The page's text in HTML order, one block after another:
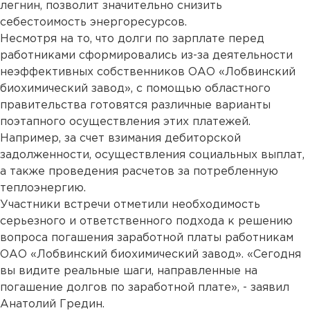
легнин, позволит значительно снизить
себестоимость энергоресурсов.
Несмотря на то, что долги по зарплате перед
работниками сформировались из-за деятельности
неэффективных собственников ОАО «Лобвинский
биохимический завод», с помощью областного
правительства готовятся различные варианты
поэтапного осуществления этих платежей.
Например, за счет взимания дебиторской
задолженности, осуществления социальных выплат,
а также проведения расчетов за потребленную
теплоэнергию.
Участники встречи отметили необходимость
серьезного и ответственного подхода к решению
вопроса погашения заработной платы работникам
ОАО «Лобвинский биохимический завод». «Сегодня
вы видите реальные шаги, направленные на
погашение долгов по заработной плате», - заявил
Анатолий Гредин.